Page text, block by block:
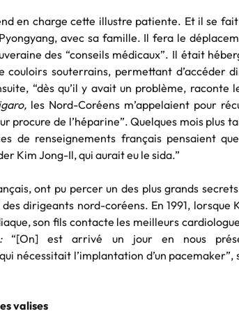
en charge cette illustre patiente. Et il se
avec sa famille. Il fera le
des “conseils médicaux”. Il était
couloirs souterrains, permettant d’accéder
“dès qu’il y avait un problème, raconte
les Nord-Coréens m’appelaient pour
procure de l’héparine”. Quelques mois plus
de renseignements français pensaient
Kim Jong-Il, qui aurait eu le sida.”
ont pu percer un des plus grands
dirigeants nord-coréens. En 1991, lorsque
son fils contacte les meilleurs
“[On] est arrivé un jour en nous
nécessitait l’implantation d’un pacemaker”,
valises